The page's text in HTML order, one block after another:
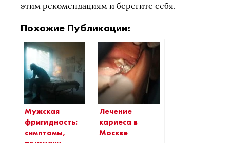
этим рекомендациям и берегите себя.
Похожие Публикации:
Мужская
фригидность:
симптомы,
Лечение
кариеса в
Москве